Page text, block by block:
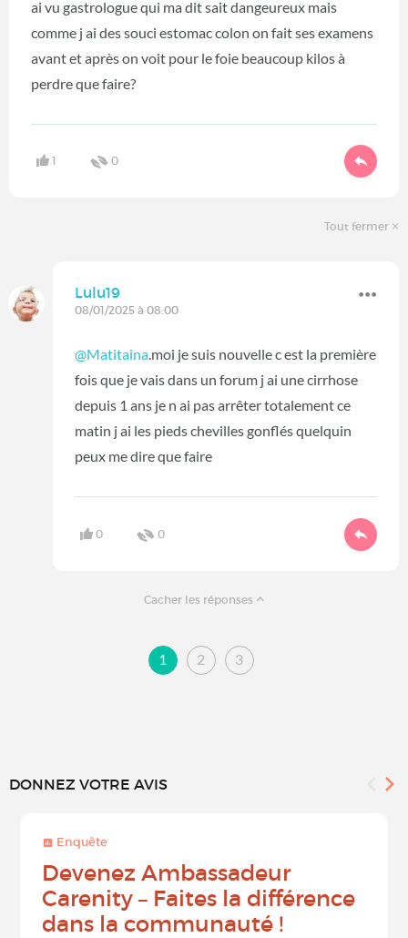
ai vu gastrologue qui ma dit sait dangeureux mais
comme j ai des souci estomac colon on fait ses examens
avant et après on voit pour le foie beaucoup kilos à
perdre que faire?
1 0
Tout fermer
Lulu19
08/01/2025 à 08:00
@Matitaina.moi je suis nouvelle c est la première
fois que je vais dans un forum j ai une cirrhose
depuis 1 ans je n ai pas arrêter totalement ce
matin j ai les pieds chevilles gonflés quelquin
peux me dire que faire
0 0
Cacher les réponses
1 2 3
DONNEZ VOTRE AVIS
Enquête
Devenez Ambassadeur
Carenity – Faites la différence
dans la communauté !